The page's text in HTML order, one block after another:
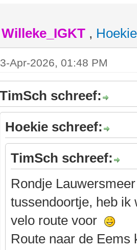
Willeke_IGKT , Hoekie
Apr-2026, 01:48 PM
TimSch schreef:
Hoekie schreef:
TimSch schreef:
Rondje
tussendoortje, heb ik
velo route voor
Route naar de Eems